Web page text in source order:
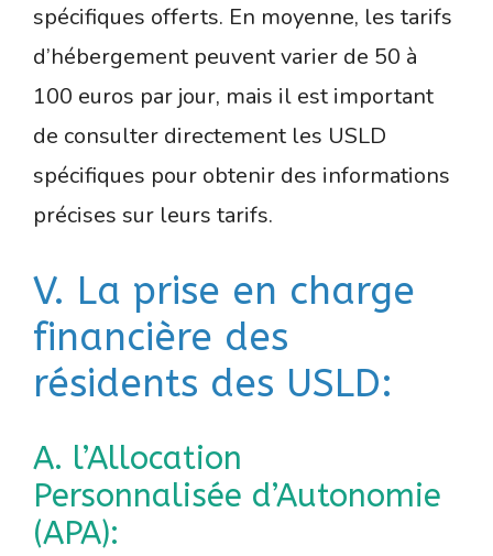
spécifiques offerts. En moyenne, les tarifs
d’hébergement peuvent varier de 50 à
100 euros par jour, mais il est important
de consulter directement les USLD
spécifiques pour obtenir des informations
précises sur leurs tarifs.
V. La prise en charge
financière des
résidents des USLD:
A. l’Allocation
Personnalisée d’Autonomie
(APA):